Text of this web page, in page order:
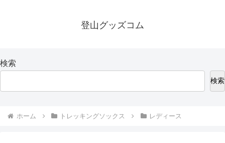
登山グッズコム
検索
検索
ホーム トレッキングソックス レディース